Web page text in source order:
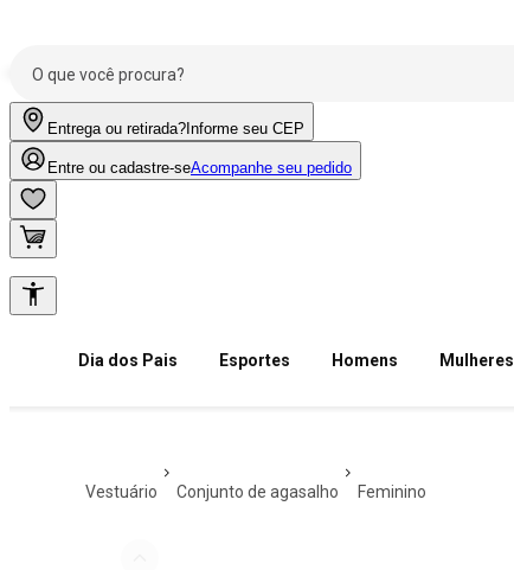
Entrega ou retirada? Informe seu CEP
Entre ou cadastre-seAcompanhe seu pedido
Dia dos Pais Esportes Homens Mulheres
vestuário conjunto de agasalho feminino